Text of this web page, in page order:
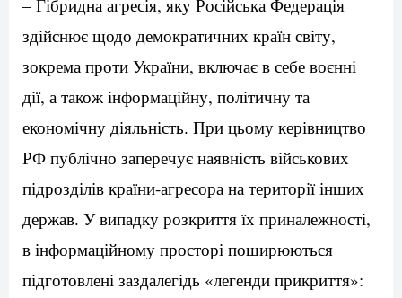
– Гібридна агресія, яку Російська Федерація
здійснює щодо демократичних країн світу,
зокрема проти України, включає в себе воєнні
дії, а також інформаційну, політичну та
економічну діяльність. При цьому керівництво
РФ публічно заперечує наявність військових
підрозділів країни-агресора на території інших
держав. У випадку розкриття їх приналежності,
в інформаційному просторі поширюються
підготовлені заздалегідь «легенди прикриття»: